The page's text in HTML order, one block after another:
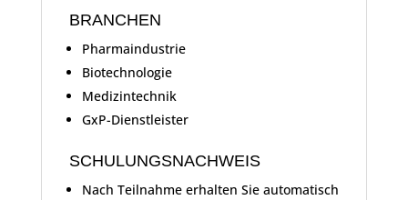
BRANCHEN
Pharmaindustrie
Biotechnologie
Medizintechnik
GxP-Dienstleister
SCHULUNGSNACHWEIS
Nach Teilnahme erhalten Sie automatisch